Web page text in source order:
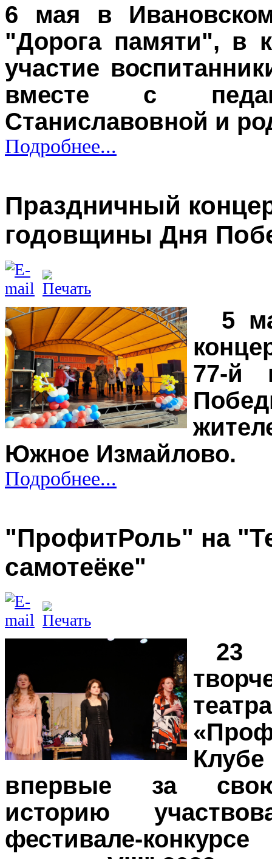
6 мая в
"Дорога памяти", в
участие
вместе с
Станиславовной и
Подробнее...
Праздничный
годовщины Дня
5
77-й
Южное Измайлово.
Подробнее...
"ПрофитРоль" на
самотеёке"
впервые за
историю
фестивале-